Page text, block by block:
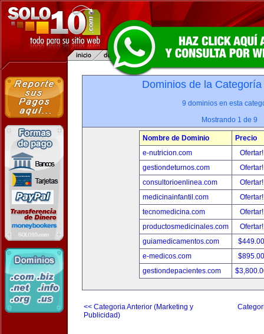
Dominios de la
9 dominios en esta
Mostrando 1 de 9
Nombre de Dominio
Precio
e-nutricion.com
gestiondeturnos.com
consultorioenlinea.com
medicinainfantil.com
tecnomedicina.com
productosmedicinales.com
guiamedicamentos.com
e-medicos.com
gestiondepacientes.com
<< Categoria Anterior (Marketing y
Publicidad)